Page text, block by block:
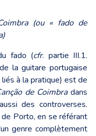
(ou « fado de
fado (cfr. partie III.1.
la guitare portugaise
à la pratique) est de
de Coimbradans
des controverses.
Porto, en se référant
genre complètement